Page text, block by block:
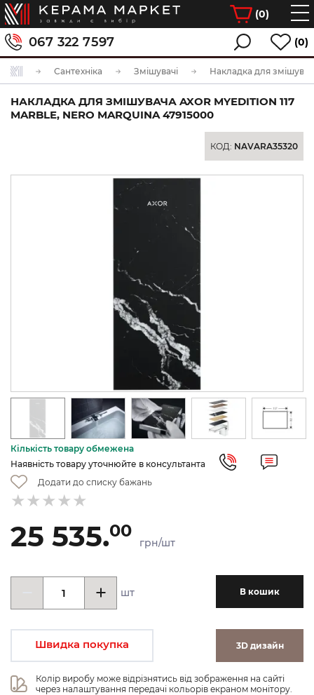
(0)
067 322 7597 (0)
Сантехніка Змішувачі
НАКЛАДКА ДЛЯ ЗМІШУВАЧА AXOR MYEDITION 117
MARBLE, NERO MARQUINA 47915000
КОД: NAVARA35320
Кількість товару обмежена
Наявність товару уточнюйте в консультанта
Додати до списку бажань
25 535.00
грн/шт
шт В кошик
Швидка покупка 3D дизайн
Колір виробу може відрізнятись від зображення на сайті
через налаштування передачі кольорів екраном монітору.